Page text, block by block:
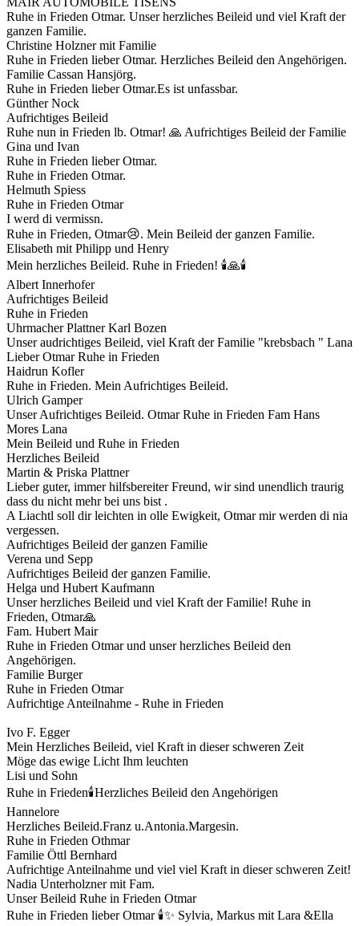
Ruhe in Frieden Otmar. Unser herzliches Beileid und viel Kraft der
ganzen Familie.
Christine Holzner mit Familie
Ruhe in Frieden lieber Otmar. Herzliches Beileid den Angehörigen.
Familie Cassan Hansjörg.
Ruhe in Frieden lieber Otmar.Es ist unfassbar.
Günther Nock
Aufrichtiges Beileid
Ruhe nun in Frieden lb. Otmar! 🙏 Aufrichtiges Beileid der Familie
Gina und Ivan
Ruhe in Frieden lieber Otmar.
Ruhe in Frieden Otmar.
Helmuth Spiess
Ruhe in Frieden Otmar
I werd di vermissn.
Ruhe in Frieden, Otmar😢. Mein Beileid der ganzen Familie.
Elisabeth mit Philipp und Henry
Mein herzliches Beileid. Ruhe in Frieden! 🕯️🙏🕯️
Albert Innerhofer
Aufrichtiges Beileid
Ruhe in Frieden
Uhrmacher Plattner Karl Bozen
Unser audrichtiges Beileid, viel Kraft der Familie "krebsbach " Lana
Lieber Otmar Ruhe in Frieden
Haidrun Kofler
Ruhe in Frieden. Mein Aufrichtiges Beileid.
Ulrich Gamper
Unser Aufrichtiges Beileid. Otmar Ruhe in Frieden Fam Hans
Mores Lana
Mein Beileid und Ruhe in Frieden
Herzliches Beileid
Martin & Priska Plattner
Lieber guter, immer hilfsbereiter Freund, wir sind unendlich traurig
dass du nicht mehr bei uns bist .
A Liachtl soll dir leichten in olle Ewigkeit, Otmar mir werden di nia
vergessen.
Aufrichtiges Beileid der ganzen Familie
Verena und Sepp
Aufrichtiges Beileid der ganzen Familie.
Helga und Hubert Kaufmann
Unser herzliches Beileid und viel Kraft der Familie! Ruhe in
Frieden, Otmar🙏
Fam. Hubert Mair
Ruhe in Frieden Otmar und unser herzliches Beileid den
Angehörigen.
Familie Burger
Ruhe in Frieden Otmar
Aufrichtige Anteilnahme - Ruhe in Frieden
Ivo F. Egger
Mein Herzliches Beileid, viel Kraft in dieser schweren Zeit
Möge das ewige Licht Ihm leuchten
Lisi und Sohn
Ruhe in Frieden🕯️Herzliches Beileid den Angehörigen
Hannelore
Herzliches Beileid.Franz u.Antonia.Margesin.
Ruhe in Frieden Othmar
Familie Öttl Bernhard
Aufrichtige Anteilnahme und viel viel Kraft in dieser schweren Zeit!
Nadia Unterholzner mit Fam.
Unser Beileid Ruhe in Frieden Otmar
Ruhe in Frieden lieber Otmar 🕯️✨ Sylvia, Markus mit Lara &Ella